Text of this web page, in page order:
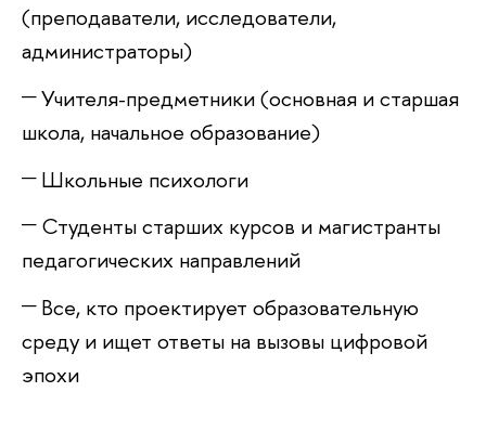
(преподаватели, исследователи,
администраторы)
Учителя-предметники (основная и старшая
школа, начальное образование)
Школьные психологи
Студенты старших курсов и магистранты
педагогических направлений
се, кто проектирует образовательную
среду и ищет ответы на вызовы цифровой
эпохи